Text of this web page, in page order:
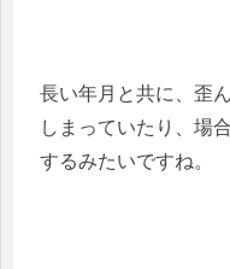
長い年月と共に、歪
しまっていたり、場
するみたいですね。